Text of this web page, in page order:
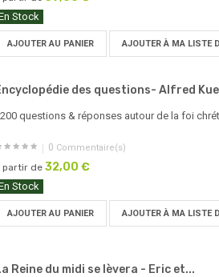
Stock
AJOUTER AU PANIER AJOUTER À MA LISTE
des questions- Alfred
questions & réponses autour de la foi
0 Commentaire(s)
partir de 32,00 €
Stock
AJOUTER AU PANIER AJOUTER À MA LISTE
Reine du midi se lèvera - Eric et...